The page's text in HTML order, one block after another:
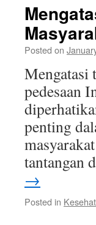
Posted on
Mengatasi
pedesaan
penting
tantangan
→
Posted in